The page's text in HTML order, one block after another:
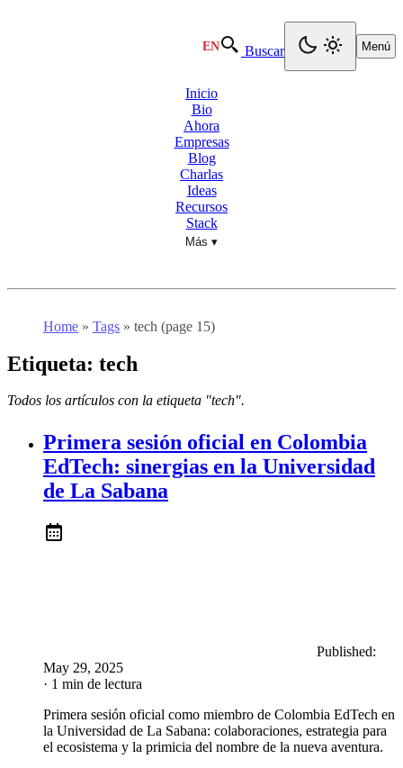
EN Buscar Menú
Inicio
Bio
Ahora
Empresas
Blog
Charlas
Ideas
Recursos
Stack
Más ▾
Home » Tags » tech (page 15)
Etiqueta: tech
Todos los artículos con la etiqueta "tech".
Primera sesión oficial en Colombia
EdTech: sinergias en la Universidad
de La Sabana
Published:
May 29, 2025
· 1 min de lectura
Primera sesión oficial como miembro de Colombia EdTech en
la Universidad de La Sabana: colaboraciones, estrategia para
el ecosistema y la primicia del nombre de la nueva aventura.